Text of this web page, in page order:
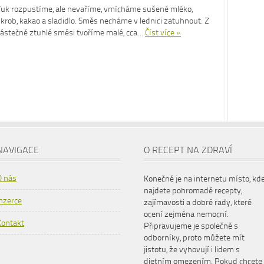
rozpustíme, ale nevaříme, vmícháme sušené mléko,
kakao a sladidlo. Směs necháme v lednici zatuhnout. Z
ztuhlé směsi tvoříme malé, cca…Číst více »
nás
O RECEPT NA ZDRAVÍ
Konečně je na internetu místo,
najdete pohromadě recepty,
zajímavosti a dobré rady, které
ocení zejména nemocní.
Připravujeme je společně s
odborníky, proto můžete mít
jistotu, že vyhovují i lidem s
dietním omezením. Pokud chcete